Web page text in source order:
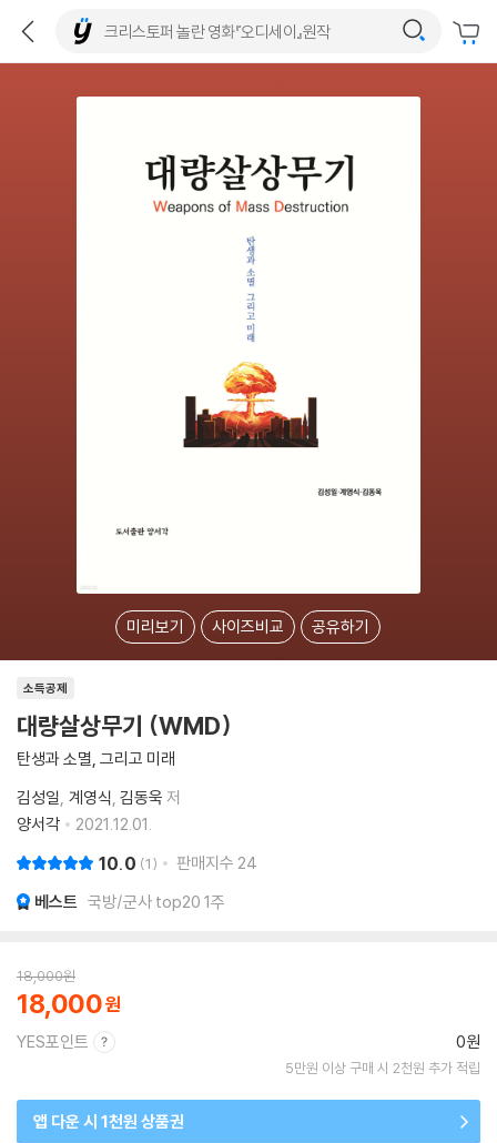
미리보기 사이즈비교 공유하기
소득공제
대량살상무기 (WMD)
탄생과 소멸, 그리고 미래
김성일 계영식 김동욱 저
양서각
2021.12.01.
10.0 1 판매지수 24
베스트 국방/군사 top20 1주
18,000원
18,000
YES포인트 0원
5만원 이상 구매 시 2천원 추가 적립
앱 다운 시 1천원 상품권